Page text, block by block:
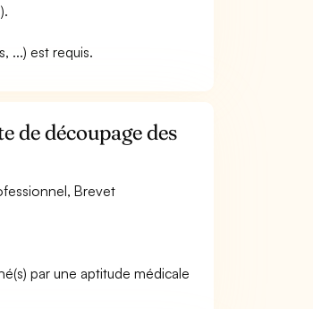
...) est requis.
de découpage des
Brevet
par une aptitude médicale